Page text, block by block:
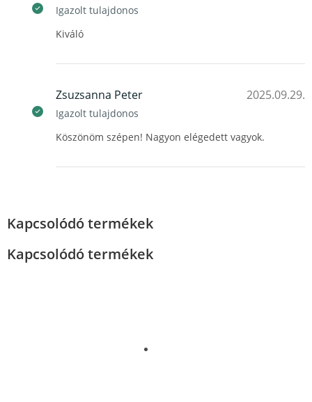
Igazolt tulajdonos
Kiváló
Zsuzsanna Peter
Igazolt tulajdonos
2025.09.29.
Köszönöm szépen! Nagyon elégedett vagyok.
Kapcsolódó termékek
Kapcsolódó termékek